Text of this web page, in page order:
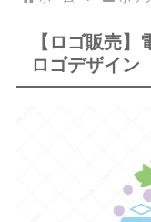
【ロゴ販売
ロゴデザイン